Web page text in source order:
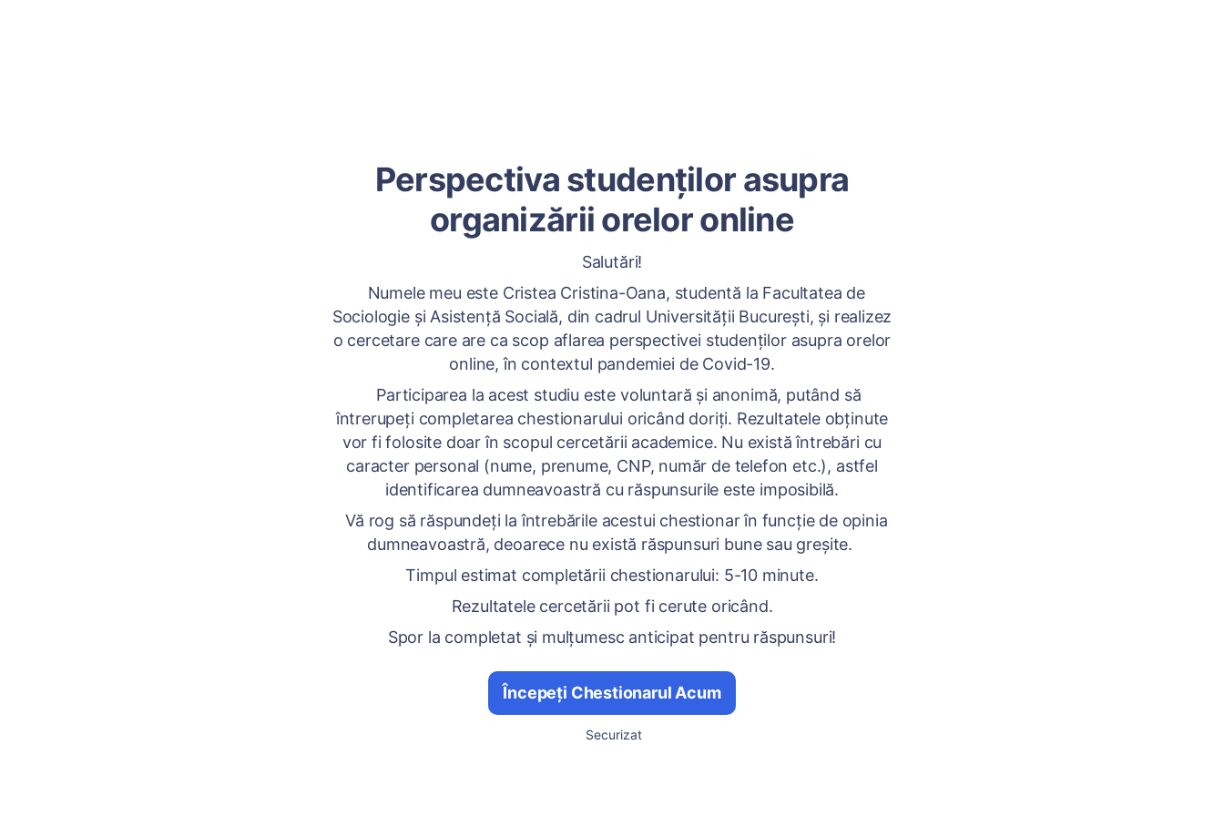
Perspectiva studenților asupra
organizării orelor online
Salutări!
Numele meu este Cristea Cristina-Oana, studentă la Facultatea de
Sociologie și Asistență Socială, din cadrul Universității București, și realizez
o cercetare care are ca scop aflarea perspectivei studenților asupra orelor
online, în contextul pandemiei de Covid-19.
Participarea la acest studiu este voluntară și anonimă, putând să
întrerupeți completarea chestionarului oricând doriți. Rezultatele obținute
vor fi folosite doar în scopul cercetării academice. Nu există întrebări cu
caracter personal (nume, prenume, CNP, număr de telefon etc.), astfel
identificarea dumneavoastră cu răspunsurile este imposibilă.
Vă rog să răspundeți la întrebările acestui chestionar în funcție de opinia
dumneavoastră, deoarece nu există răspunsuri bune sau greșite.
Timpul estimat completării chestionarului: 5-10 minute.
Rezultatele cercetării pot fi cerute oricând.
Spor la completat și mulțumesc anticipat pentru răspunsuri!
Începeți Chestionarul Acum
Securizat